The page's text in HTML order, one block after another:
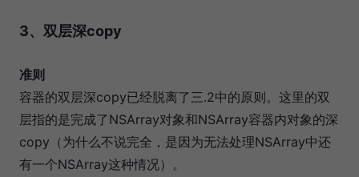
3、双层深copy
准则
容器的双层深copy已经脱离了三.2中的原则。这里的双
层指的是完成了NSArray对象和NSArray容器内对象的深
copy（为什么不说完全，是因为无法处理NSArray中还
有一个NSArray这种情况）。